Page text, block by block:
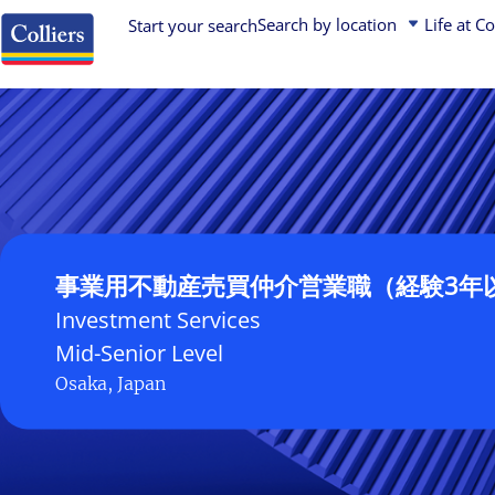
Start your searchSearch by location
Asia Pacific
Europe, Middle East, Africa
USA
Canada
Latin America
Life at
Asia Pacific
Canada
Europe, Middle East & Africa
Latin America
United States
Early Careers (Students and Graduates)
Corporate & Business Services Experts
Property Professionals
Leadership
事業用不動産売買仲介営業職（経験3
Mid-Senior Level
Investment Services
Osaka, Japan
Job search
Find your next role
Colliers is a global diversified professional services and
company. Operating through three industry-leading
Services, Engineering, and Asset Management – we have a
an enterprising culture, and a unique partnership